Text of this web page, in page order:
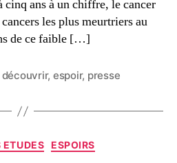
cinq ans à un chiffre, le cancer
les plus meurtriers au
de ce faible […]
découvrir, espoir, presse
ETUDES ESPOIRS